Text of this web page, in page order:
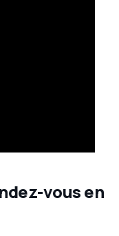
vous en